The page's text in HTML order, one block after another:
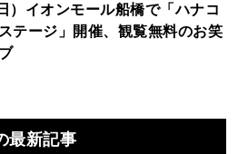
）イオンモール船橋で「ハナコ
テージ」開催、観覧無料のお笑
最新記事